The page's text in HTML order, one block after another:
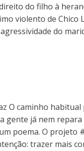
do filho à
violento de Chico
do
O caminho
gente já nem
poema. O projeto
trazer mais